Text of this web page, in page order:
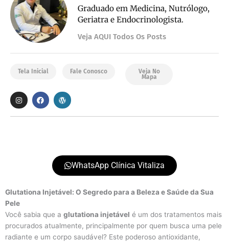
Graduado em Medicina, Nutrólogo,
Geriatra e Endocrinologista.
Veja AQUI Todos Os Posts
Tela Inicial Fale Conosco Veja No
Mapa
n
s
t
a
a
c
e
b
o
r
d
p
WhatsApp Clínica Vitaliza
Glutationa Injetável: O Segredo para a Beleza e Saúde da Sua
Pele
Você sabia que a glutationa injetável é um dos tratamentos mais
procurados atualmente, principalmente por quem busca uma pele
radiante e um corpo saudável? Este poderoso antioxidante,